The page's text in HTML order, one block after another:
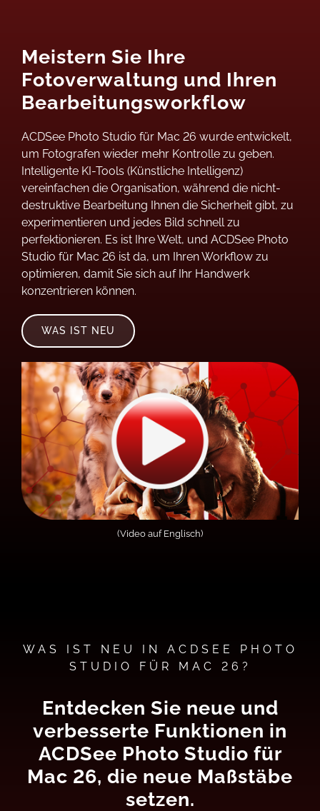
Meistern Sie Ihre
Fotoverwaltung und Ihren
Bearbeitungsworkflow
ACDSee Photo Studio für Mac 26 wurde entwickelt,
um Fotografen wieder mehr Kontrolle zu geben.
Intelligente KI-Tools (Künstliche Intelligenz)
vereinfachen die Organisation, während die nicht-
destruktive Bearbeitung Ihnen die Sicherheit gibt, zu
experimentieren und jedes Bild schnell zu
perfektionieren. Es ist Ihre Welt, und ACDSee Photo
Studio für Mac 26 ist da, um Ihren Workflow zu
optimieren, damit Sie sich auf Ihr Handwerk
konzentrieren können.
WAS IST NEU
(Video auf Englisch)
WAS IST NEU IN ACDSEE PHOTO
STUDIO FÜR MAC 26?
Entdecken Sie neue und
verbesserte Funktionen in
ACDSee Photo Studio für
Mac 26, die neue Maßstäbe
setzen.